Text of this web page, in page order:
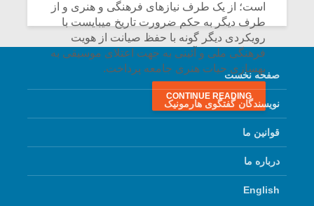
است؛ از یک طرف نیازهای فرهنگی و هنری و از
طرف دیگر به حکم ضرورت تاریخ میبایست با
رویکردی دیگر گونه با حفظ صیانت از هویت
فرهنگی ملی و آئینی به جهت اعتلای موسیقی به
بهسازی حیات هنری جامعه پرداخت.
CONTINUE READING
صفحه نخست
نویسندگان گفتگوی هارمونیک
قوانین ما
درباره ما
English